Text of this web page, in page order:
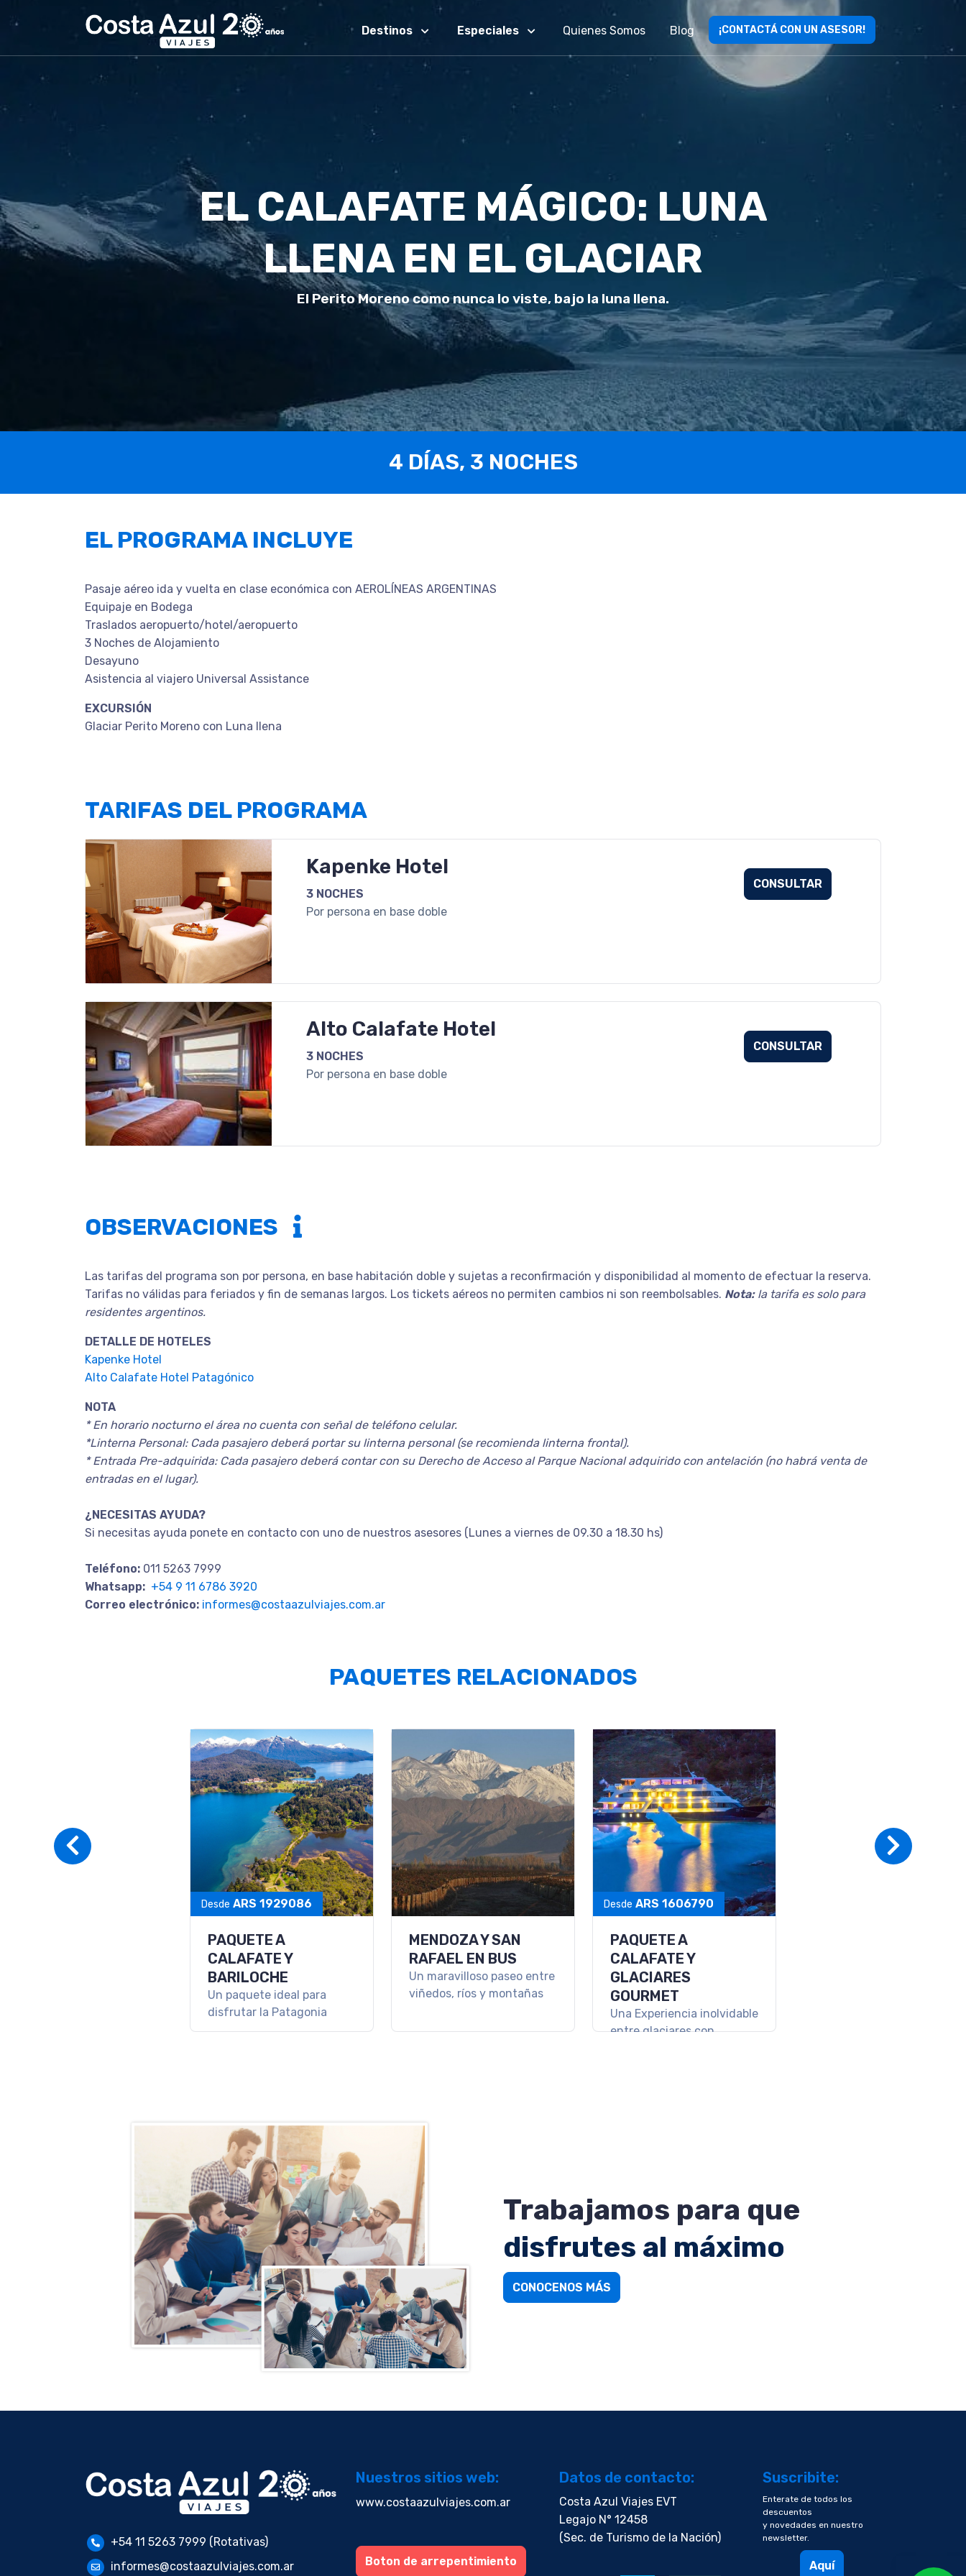
Destinos Especiales Quienes Somos Blog ¡CONTACTÁ CON UN ASESOR!
EL CALAFATE MÁGICO: LUNA
LLENA EN EL GLACIAR
El Perito Moreno como nunca lo viste, bajo la luna llena.
4 DÍAS, 3 NOCHES
EL PROGRAMA INCLUYE
Pasaje aéreo ida y vuelta en clase económica con AEROLÍNEAS ARGENTINAS
Equipaje en Bodega
Traslados aeropuerto/hotel/aeropuerto
3 Noches de Alojamiento
Desayuno
Asistencia al viajero Universal Assistance
EXCURSIÓN
Glaciar Perito Moreno con Luna llena
TARIFAS DEL PROGRAMA
Kapenke Hotel
3 NOCHES
Por persona en base doble
CONSULTAR
Alto Calafate Hotel
3 NOCHES
Por persona en base doble
CONSULTAR
OBSERVACIONES
Las tarifas del programa son por persona, en base habitación doble y sujetas a reconfirmación y disponibilidad al momento de efectuar la reserva.
Tarifas no válidas para feriados y fin de semanas largos. Los tickets aéreos no permiten cambios ni son reembolsables. Nota:la tarifa es solo para
residentes argentinos.
DETALLE DE HOTELES
Kapenke Hotel
Alto Calafate Hotel Patagónico
NOTA
* En horario nocturno el área no cuenta con señal de teléfono celular.
*Linterna Personal: Cada pasajero deberá portar su linterna personal (se recomienda linterna frontal).
* Entrada Pre-adquirida: Cada pasajero deberá contar con su Derecho de Acceso al Parque Nacional adquirido con antelación (no habrá venta de
entradas en el lugar).
¿NECESITAS AYUDA?
Si necesitas ayuda ponete en contacto con uno de nuestros asesores (Lunes a viernes de 09.30 a 18.30 hs)
Teléfono: 011 5263 7999
Whatsapp: +54 9 11 6786 3920
Correo electrónico: informes@costaazulviajes.com.ar
PAQUETES RELACIONADOS
PAQUETE A SALTA Y
PURMAMARCA
Una escapada para
conocer lo mejor del Norte
Argentino
SKI EN USHUAIA
Ski en Ushuaia: viví la nieve
en el fin del mundo con
Cerro Castor.
Desde ARS 1036720
ESCAPADA A SAN
MARTIN DE LOS
ANDES
Un viaje ideal para
desconectar y disfrutar la
magia de la Patagonia.
Trabajamos para que
disfrutes al máximo
CONOCENOS MÁS
+54 11 5263 7999 (Rotativas)
informes@costaazulviajes.com.ar
Nuestros sitios web:
www.costaazulviajes.com.ar
Boton de arrepentimiento
Datos de contacto:
Costa Azul Viajes EVT
Legajo N° 12458
(Sec. de Turismo de la Nación)
Suscribite:
Enterate de todos los
descuentos
y novedades en nuestro
newsletter.
Aquí